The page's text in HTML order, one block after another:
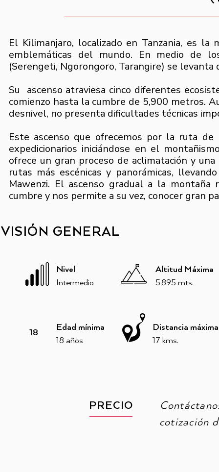
El Kilimanjaro, localizado en Tanzania, es
emblemáticas del mundo. En medio de
(Serengeti, Ngorongoro, Tarangire) se
Su ascenso atraviesa cinco diferentes
comienzo hasta la cumbre de 5,900 metros.
desnivel, no presenta dificultades técnicas
Este ascenso que ofrecemos por la ruta
expedicionarios iniciándose en el
ofrece un gran proceso de aclimatación y
rutas más escénicas y panorámicas,
Mawenzi. El ascenso gradual a la
cumbre y nos permite a su vez, conocer gran
VISIÓN GENERAL
Nivel
Intermedio
Altitud Máxima
5,895 mts.
18
Edad mínima
18 años​
Distancia máxima
17 kms.
PRECIO
cotización